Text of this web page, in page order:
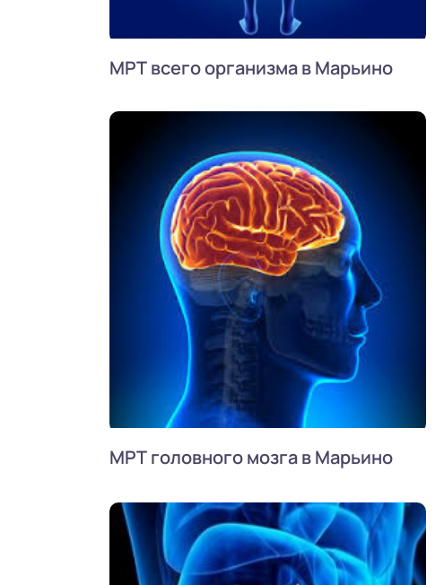
МРТ всего организма в Марьино
МРТ головного мозга в Марьино